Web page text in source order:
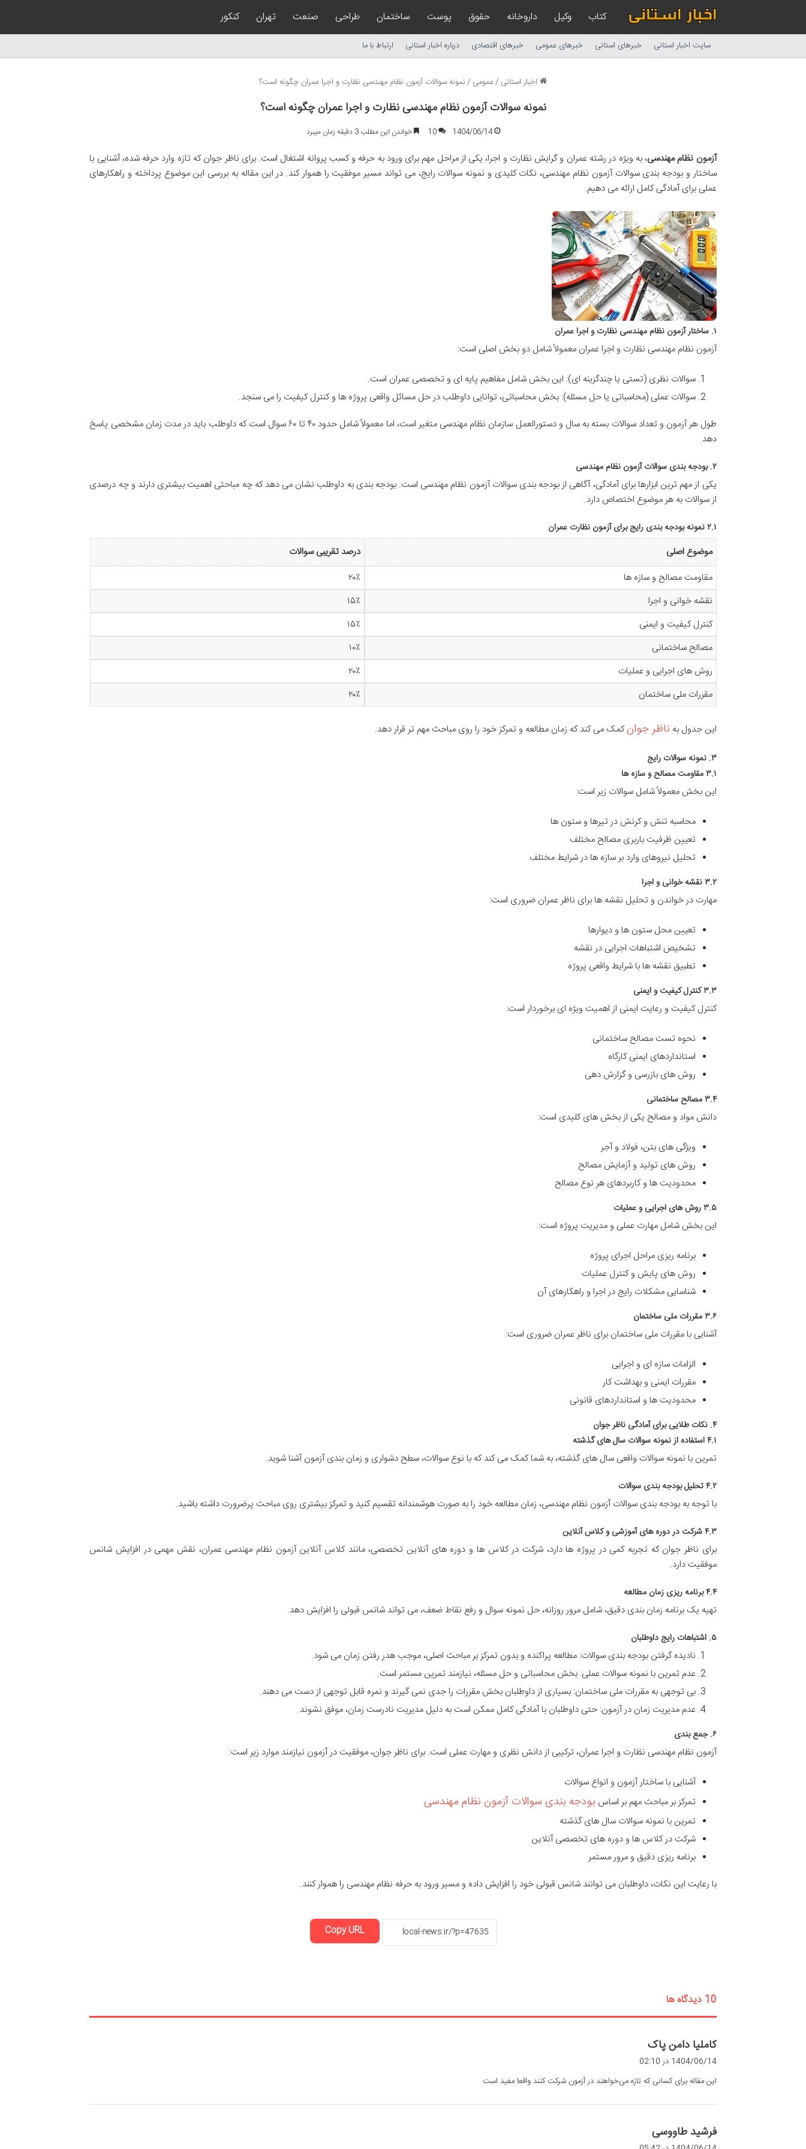
کتاب وکیل داروخانه حقوق پوست ساختمان طراحی صنعت تهران کنکور
سایت اخبار استانی خبرهای استانی خبرهای عمومی خبرهای اقتصادی درباره اخبار استانی ارتباط با ما
اخبار استانی /عمومی /نمونه سوالات آزمون نظام مهندسی نظارت و اجرا عمران چگونه است؟
نمونه سوالات آزمون نظام مهندسی نظارت و اجرا عمران چگونه است؟
1404/06/14
10 خواندن این مطلب 3 دقیقه زمان میبرد
آزمون نظام مهندسی، به ویژه در رشته عمران و گرایش نظارت و اجرا، یکی از مراحل مهم برای ورود به حرفه و کسب پروانه اشتغال است. برای ناظر جوان که تازه وارد حرفه شده، آشنایی با
ساختار و بودجه بندی سوالات آزمون نظام مهندسی، نکات کلیدی و نمونه سوالات رایج، می تواند مسیر موفقیت را هموار کند. در این مقاله به بررسی این موضوع پرداخته و راهکارهای
عملی برای آمادگی کامل ارائه می دهیم.
۱. ساختار آزمون نظام مهندسی نظارت و اجرا عمران
آزمون نظام مهندسی نظارت و اجرا عمران معمولاً شامل دو بخش اصلی است:
سوالات نظری (تستی یا چندگزینه ای): این بخش شامل مفاهیم پایه ای و تخصصی عمران است.
سوالات عملی (محاسباتی یا حل مسئله): بخش محاسباتی، توانایی داوطلب در حل مسائل واقعی پروژه ها و کنترل کیفیت را می سنجد.
طول هر آزمون و تعداد سوالات بسته به سال و دستورالعمل سازمان نظام مهندسی متغیر است، اما معمولاً شامل حدود ۴۰ تا ۶۰ سوال است که داوطلب باید در مدت زمان مشخصی پاسخ
دهد.
۲. بودجه بندی سوالات آزمون نظام مهندسی
یکی از مهم ترین ابزارها برای آمادگی، آگاهی از بودجه بندی سوالات آزمون نظام مهندسی است. بودجه بندی به داوطلب نشان می دهد که چه مباحثی اهمیت بیشتری دارند و چه درصدی
از سوالات به هر موضوع اختصاص دارد.
۲.۱ نمونه بودجه بندی رایج برای آزمون نظارت عمران
موضوع اصلی
درصد تقریبی سوالات
مقاومت مصالح و سازه ها
۲۰٪
نقشه خوانی و اجرا
۱۵٪
کنترل کیفیت و ایمنی
۱۵٪
مصالح ساختمانی
۱۰٪
روش های اجرایی و عملیات
۲۰٪
مقررات ملی ساختمان
۲۰٪
این جدول به ناظر جوانکمک می کند که زمان مطالعه و تمرکز خود را روی مباحث مهم تر قرار دهد.
۳. نمونه سوالات رایج
۳.۱ مقاومت مصالح و سازه ها
این بخش معمولاً شامل سوالات زیر است:
محاسبه تنش و کرنش در تیرها و ستون ها
تعیین ظرفیت باربری مصالح مختلف
تحلیل نیروهای وارد بر سازه ها در شرایط مختلف
۳.۲ نقشه خوانی و اجرا
مهارت در خواندن و تحلیل نقشه ها برای ناظر عمران ضروری است:
تعیین محل ستون ها و دیوارها
تشخیص اشتباهات اجرایی در نقشه
تطبیق نقشه ها با شرایط واقعی پروژه
۳.۳ کنترل کیفیت و ایمنی
کنترل کیفیت و رعایت ایمنی از اهمیت ویژه ای برخوردار است:
نحوه تست مصالح ساختمانی
استانداردهای ایمنی کارگاه
روش های بازرسی و گزارش دهی
۳.۴ مصالح ساختمانی
دانش مواد و مصالح یکی از بخش های کلیدی است:
ویژگی های بتن، فولاد و آجر
روش های تولید و آزمایش مصالح
محدودیت ها و کاربردهای هر نوع مصالح
۳.۵ روش های اجرایی و عملیات
این بخش شامل مهارت عملی و مدیریت پروژه است:
برنامه ریزی مراحل اجرای پروژه
روش های پایش و کنترل عملیات
شناسایی مشکلات رایج در اجرا و راهکارهای آن
۳.۶ مقررات ملی ساختمان
آشنایی با مقررات ملی ساختمان برای ناظر عمران ضروری است:
الزامات سازه ای و اجرایی
مقررات ایمنی و بهداشت کار
محدودیت ها و استانداردهای قانونی
۴. نکات طلایی برای آمادگی ناظر جوان
۴.۱ استفاده از نمونه سوالات سال های گذشته
تمرین با نمونه سوالات واقعی سال های گذشته، به شما کمک می کند که با نوع سوالات، سطح دشواری و زمان بندی آزمون آشنا شوید.
۴.۲ تحلیل بودجه بندی سوالات
با توجه به بودجه بندی سوالات آزمون نظام مهندسی، زمان مطالعه خود را به صورت هوشمندانه تقسیم کنید و تمرکز بیشتری روی مباحث پرضرورت داشته باشید.
۴.۳ شرکت در دوره های آموزشی و کلاس آنلاین
برای ناظر جوان که تجربه کمی در پروژه ها دارد، شرکت در کلاس ها و دوره های آنلاین تخصصی، مانند کلاس آنلاین آزمون نظام مهندسی عمران، نقش مهمی در افزایش شانس
موفقیت دارد.
۴.۴ برنامه ریزی زمان مطالعه
تهیه یک برنامه زمان بندی دقیق، شامل مرور روزانه، حل نمونه سوال و رفع نقاط ضعف، می تواند شانس قبولی را افزایش دهد.
۵. اشتباهات رایج داوطلبان
نادیده گرفتن بودجه بندی سوالات: مطالعه پراکنده و بدون تمرکز بر مباحث اصلی، موجب هدر رفتن زمان می شود.
عدم تمرین با نمونه سوالات عملی: بخش محاسباتی و حل مسئله، نیازمند تمرین مستمر است.
بی توجهی به مقررات ملی ساختمان: بسیاری از داوطلبان بخش مقررات را جدی نمی گیرند و نمره قابل توجهی از دست می دهند.
عدم مدیریت زمان در آزمون: حتی داوطلبان با آمادگی کامل ممکن است به دلیل مدیریت نادرست زمان، موفق نشوند.
۶. جمع بندی
آزمون نظام مهندسی نظارت و اجرا عمران، ترکیبی از دانش نظری و مهارت عملی است. برای ناظر جوان، موفقیت در آزمون نیازمند موارد زیر است:
آشنایی با ساختار آزمون و انواع سوالات
تمرکز بر مباحث مهم بر اساس بودجه بندی سوالات آزمون نظام مهندسی
تمرین با نمونه سوالات سال های گذشته
شرکت در کلاس ها و دوره های تخصصی آنلاین
برنامه ریزی دقیق و مرور مستمر
با رعایت این نکات، داوطلبان می توانند شانس قبولی خود را افزایش داده و مسیر ورود به حرفه نظام مهندسی را هموار کنند.
Copy URL
‫10 دیدگاه ها
کاملیا دامن پاک
ف
:
1404/06/14 در 02:10
این مقاله برای کسانی که تازه می‌خواهند در آزمون شرکت کنند واقعا مفید است
فرشید طاووسی
ف